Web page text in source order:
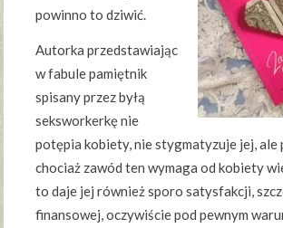
powinno to dziwić.
Autorka przedstawiając
w fabule pamiętnik
spisany przez byłą
seksworkerkę nie
potępia kobiety, nie stygmatyzuje jej, ale
chociaż zawód ten wymaga od kobiety
to daje jej również sporo satysfakcji,
finansowej, oczywiście pod pewnym